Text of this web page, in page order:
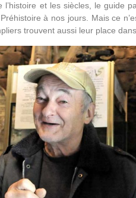
l’histoire et les siècles, le guide
à nos jours. Mais ce
trouvent aussi leur place